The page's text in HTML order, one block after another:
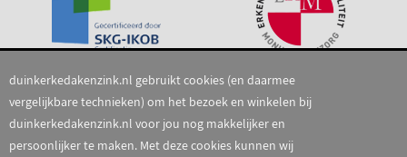
duinkerkedakenzink.nl gebruikt cookies (en daarmee
vergelijkbare technieken) om het bezoek en winkelen bij
duinkerkedakenzink.nl voor jou nog makkelijker en
persoonlijker te maken. Met deze cookies kunnen wij